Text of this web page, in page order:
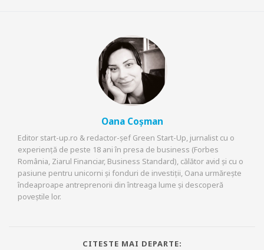
Oana Coșman
Editor start-up.ro & redactor-șef Green Start-Up, jurnalist cu o
experiență de peste 18 ani în presa de business (Forbes
România, Ziarul Financiar, Business Standard), călător avid și cu o
pasiune pentru unicorni și fonduri de investiții, Oana urmărește
îndeaproape antreprenorii din întreaga lume și descoperă
poveștile lor.
CITESTE MAI DEPARTE: